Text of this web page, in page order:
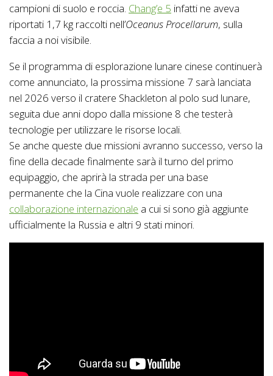
campioni di suolo e roccia. Chang’e 5 infatti ne aveva
riportati 1,7 kg raccolti nell’Oceanus Procellarum, sulla
faccia a noi visibile.
Se il programma di esplorazione lunare cinese continuerà
come annunciato, la prossima missione 7 sarà lanciata
nel 2026 verso il cratere Shackleton al polo sud lunare,
seguita due anni dopo dalla missione 8 che testerà
tecnologie per utilizzare le risorse locali.
Se anche queste due missioni avranno successo, verso la
fine della decade finalmente sarà il turno del primo
equipaggio, che aprirà la strada per una base
permanente che la Cina vuole realizzare con una
collaborazione internazionale a cui si sono già aggiunte
ufficialmente la Russia e altri 9 stati minori.